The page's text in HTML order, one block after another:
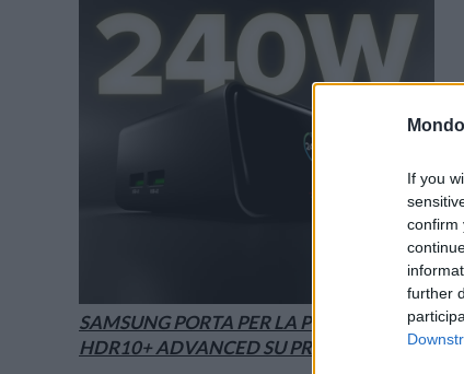
If you
confirm
further
SAMSUNG PORTA PER LA PRIMA VOLTA
HDR10+ ADVANCED SU PRIME VIDEO